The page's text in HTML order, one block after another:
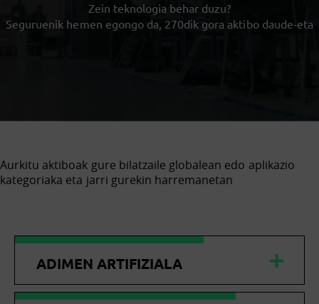
Zein teknologia behar duzu?
Seguruenik hemen egongo da, 270dik gora aktibo daude-eta
Aurkitu aktiboak gure bilatzaile globalean edo aplikazio
kategoriaka eta jarri gurekin harremanetan
ADIMEN ARTIFIZIALA